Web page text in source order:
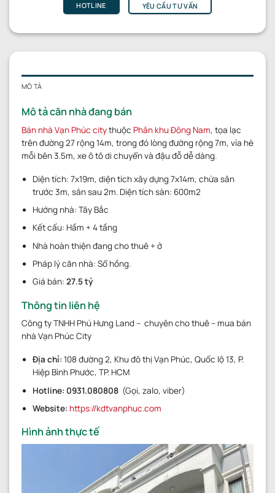
HOTLINE YÊU CẦU TƯ VẤN
MÔ TẢ
Mô tả căn nhà đang bán
Bán nhà Vạn Phúc citythuộc Phân khu Đông Nam, tọa lạc
trên đường 27 rộng 14m, trong đó lòng đường rộng 7m, vỉa hè
mỗi bên 3.5m, xe ô tô di chuyển và đậu đỗ dễ dàng.
Diện tích: 7x19m, diện tích xây dựng 7x14m, chừa sân
trước 3m, sân sau 2m. Diện tích sàn: 600m2
Hướng nhà: Tây Bắc
Kết cấu: Hầm + 4 tầng
Nhà hoàn thiện đang cho thuê + ở
Pháp lý căn nhà: Sổ hồng.
Giá bán: 27.5tỷ
Thông tin liên hệ
Công ty TNHH Phú Hưng Land – chuyên cho thuê – mua bán
nhà Vạn Phúc City
Địa chỉ: 108 đường 2, Khu đô thị Vạn Phúc, Quốc lộ 13, P.
Hiệp Bình Phước, TP. HCM
Hotline: 0931.080808(Gọi, zalo, viber)
Website: https://kdtvanphuc.com
Hình ảnh thực tế